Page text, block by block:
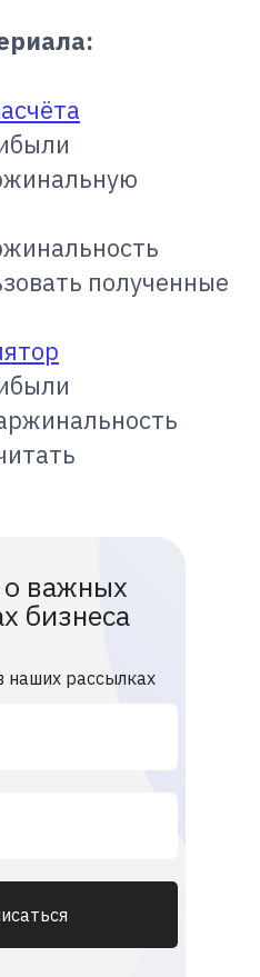
полученные
наших рассылках
важных
бизнеса